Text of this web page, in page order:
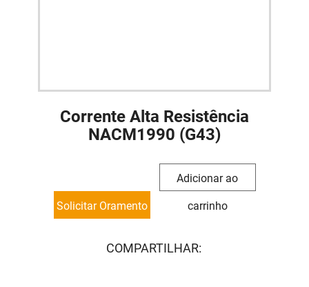
Corrente Alta Resistência
NACM1990 (G43)
Solicitar Oramento
Adicionar ao
carrinho
COMPARTILHAR: